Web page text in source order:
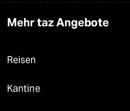
Mehr taz Angebote
Reisen
Kantine